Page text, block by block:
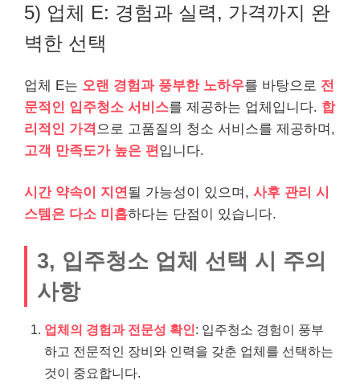
5) 업체 E: 경험과 실력, 가격까지 완
벽한 선택
업체 E는 오랜 경험과 풍부한 노하우를 바탕으로 전
문적인 입주청소 서비스를 제공하는 업체입니다. 합
리적인 가격 으로 고품질의 청소 서비스를 제공하며,
고객 만족도가 높은 편 입니다.
시간 약속이 지연될 가능성이 있으며, 사후 관리 시
스템은 다소 미흡하다는 단점이 있습니다.
3, 입주청소 업체 선택 시 주의
사항
업체의 경험과 전문성 확인: 입주청소 경험이 풍부
하고 전문적인 장비와 인력을 갖춘 업체를 선택하는
것이 중요합니다.